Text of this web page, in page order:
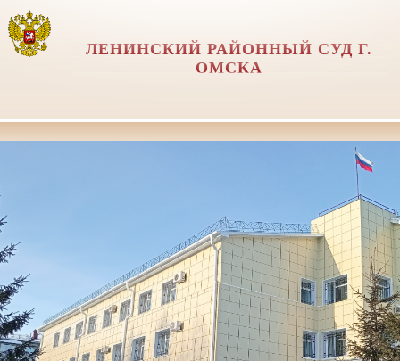
ЛЕНИНСКИЙ РАЙОННЫЙ СУД Г.
ОМСКА